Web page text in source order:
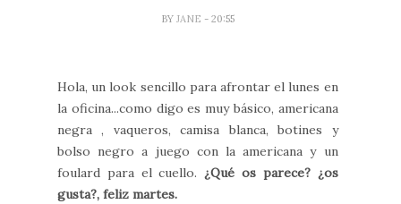
BY JANE - 20:55
Hola, un look sencillo para afrontar el lunes en
la oficina...como digo es muy básico, americana
negra , vaqueros, camisa blanca, botines y
bolso negro a juego con la americana y un
foulard para el cuello. ¿Qué os parece? ¿os
gusta?, feliz martes.